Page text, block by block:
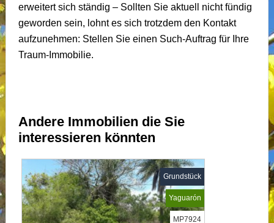
erweitert sich ständig – Sollten Sie aktuell nicht fündig
geworden sein, lohnt es sich trotzdem den Kontakt
aufzunehmen: Stellen Sie einen Such-Auftrag für Ihre
Traum-Immobilie.
Andere Immobilien die Sie
interessieren könnten
Grundstück
Yaguarón
MP7924